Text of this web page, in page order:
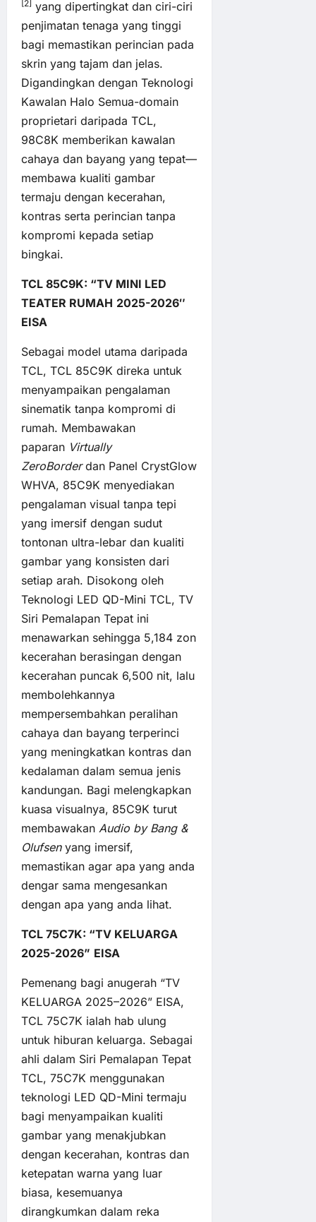
[2] yang dipertingkat dan ciri-ciri
penjimatan tenaga yang tinggi
bagi memastikan perincian pada
skrin yang tajam dan jelas.
Digandingkan dengan Teknologi
Kawalan Halo Semua-domain
proprietari daripada TCL,
98C8K memberikan kawalan
cahaya dan bayang yang tepat—
membawa kualiti gambar
termaju dengan kecerahan,
kontras serta perincian tanpa
kompromi kepada setiap
bingkai.
TCL 85C9K: “TV MINI LED
TEATER RUMAH 2025-2026″
EISA
Sebagai model utama daripada
TCL, TCL 85C9K direka untuk
menyampaikan pengalaman
sinematik tanpa kompromi di
rumah. Membawakan
paparan Virtually
ZeroBorderdan Panel CrystGlow
WHVA, 85C9K menyediakan
pengalaman visual tanpa tepi
yang imersif dengan sudut
tontonan ultra-lebar dan kualiti
gambar yang konsisten dari
setiap arah. Disokong oleh
Teknologi LED QD-Mini TCL, TV
Siri Pemalapan Tepat ini
menawarkan sehingga 5,184 zon
kecerahan berasingan dengan
kecerahan puncak 6,500 nit, lalu
membolehkannya
mempersembahkan peralihan
cahaya dan bayang terperinci
yang meningkatkan kontras dan
kedalaman dalam semua jenis
kandungan. Bagi melengkapkan
kuasa visualnya, 85C9K turut
membawakan Audio by Bang &
Olufsenyang imersif,
memastikan agar apa yang anda
dengar sama mengesankan
dengan apa yang anda lihat.
TCL 75C7K: “TV KELUARGA
2025-2026” EISA
Pemenang bagi anugerah “TV
KELUARGA 2025–2026” EISA,
TCL 75C7K ialah hab ulung
untuk hiburan keluarga. Sebagai
ahli dalam Siri Pemalapan Tepat
TCL, 75C7K menggunakan
teknologi LED QD-Mini termaju
bagi menyampaikan kualiti
gambar yang menakjubkan
dengan kecerahan, kontras dan
ketepatan warna yang luar
biasa, kesemuanya
dirangkumkan dalam reka